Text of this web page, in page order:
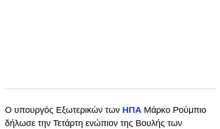
Ο υπουργός Εξωτερικών των ΗΠΑ Μάρκο Ρούμπιο
δήλωσε την Τετάρτη ενώπιον της Βουλής των